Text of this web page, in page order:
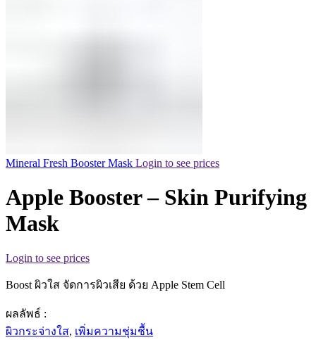
Mineral Fresh Booster Mask Login to see prices
Apple Booster – Skin Purifying
Mask
Login to see prices
Boost ผิวใส จัดการผิวเสีย ด้วย Apple Stem Cell
ผลลัพธ์ :
ผิวกระจ่างใส, เพิ่มความชุ่มชื้น